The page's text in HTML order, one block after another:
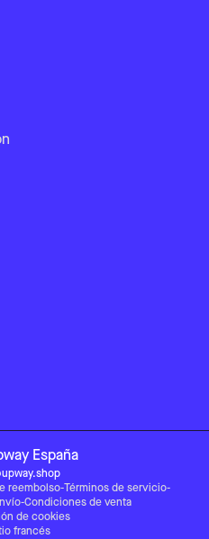
España
reembolso-Términos de servicio-
-Condiciones de venta
de cookies
francés